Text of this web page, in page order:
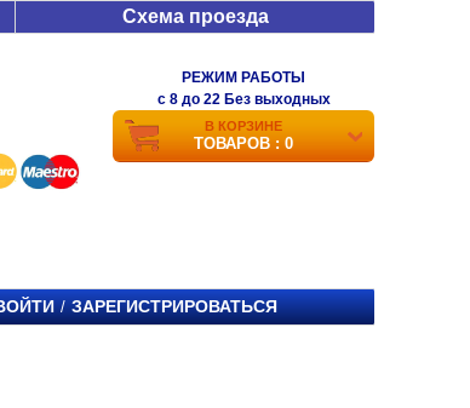
Схема проезда
РЕЖИМ РАБОТЫ
c 8 до 22 Без выходных
В КОРЗИНЕ
ТОВАРОВ : 0
/ ЗАРЕГИСТРИРОВАТЬСЯ